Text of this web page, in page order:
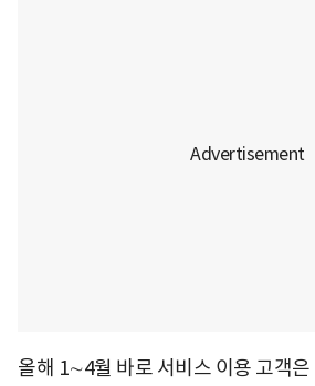
올해 1∼4월 바로 서비스 이용 고객